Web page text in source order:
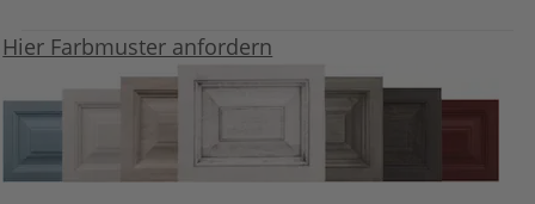
Hier Farbmuster anfordern